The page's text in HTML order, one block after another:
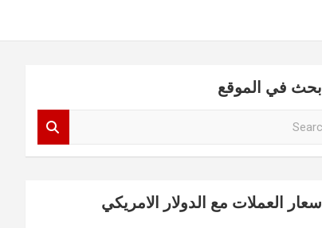
ابحث في الموقع
اسعار العملات مع الدولار الامريكي